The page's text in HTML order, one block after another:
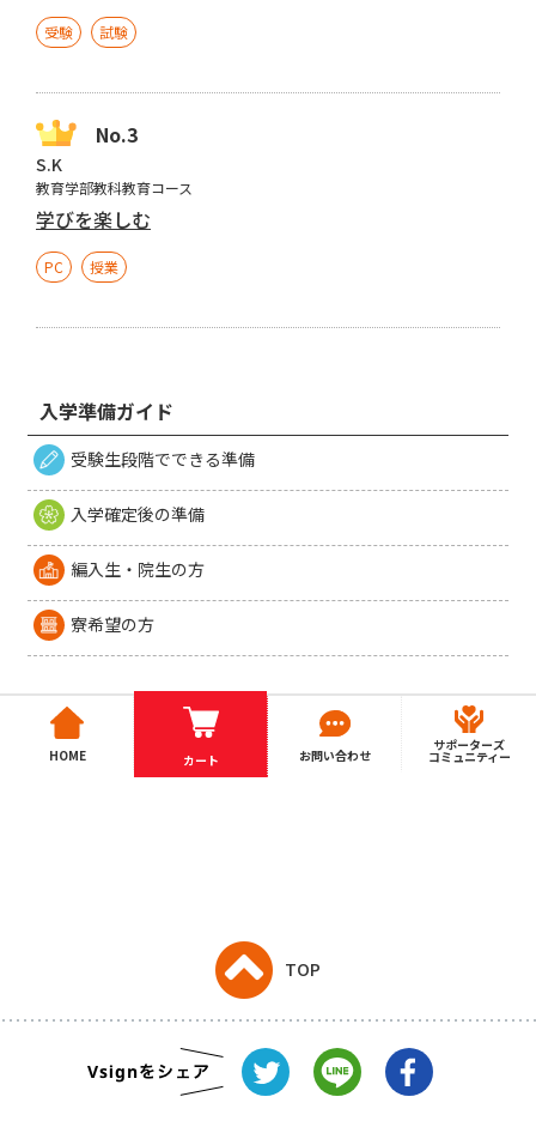
受験 試験
S.K
教育学部教科教育コース
学びを楽しむ
PC 授業
入学準備ガイド
受験生段階でできる準備
入学確定後の準備
編入生・院生の方
寮希望の方
HOME カート お問い合わせ
サポーターズ
コミュニティー
TOP